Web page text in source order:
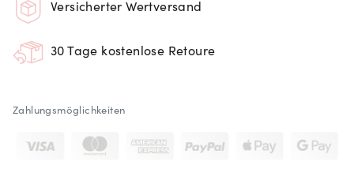
Versicherter Wertversand
30 Tage kostenlose Retoure
Zahlungsmöglichkeiten